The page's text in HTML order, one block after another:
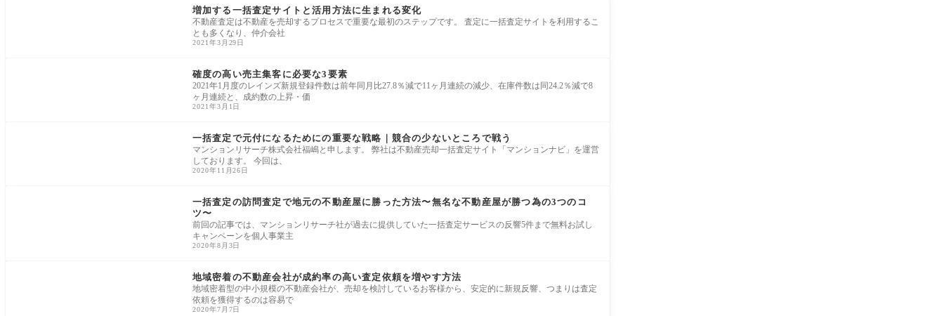
増加する一括査定サイトと活用方法に生まれる変化
不動産査定は不動産を売却するプロセスで重要な最初のステップです。 査定に一括査定サイトを利用するこ
とも多くなり、仲介会社
2021年3月29日
確度の高い売主集客に必要な3要素
2021年1月度のレインズ新規登録件数は前年同月比27.8％減で11ヶ月連続の減少、在庫件数は同24.2％減で8
ヶ月連続と、成約数の上昇・価
2021年3月1日
一括査定で元付になるためにの重要な戦略｜競合の少ないところで戦う
マンションリサーチ株式会社福嶋と申します。 弊社は不動産売却一括査定サイト「マンションナビ」を運営
しております。 今回は、
2020年11月26日
一括査定の訪問査定で地元の不動産屋に勝った方法〜無名な不動産屋が勝つ為の3つのコ
ツ〜
前回の記事では、マンションリサーチ社が過去に提供していた一括査定サービスの反響5件まで無料お試し
キャンペーンを個人事業主
2020年8月3日
地域密着の不動産会社が成約率の高い査定依頼を増やす方法
地域密着型の中小規模の不動産会社が、売却を検討しているお客様から、安定的に新規反響、つまりは査定
依頼を獲得するのは容易で
2020年7月7日